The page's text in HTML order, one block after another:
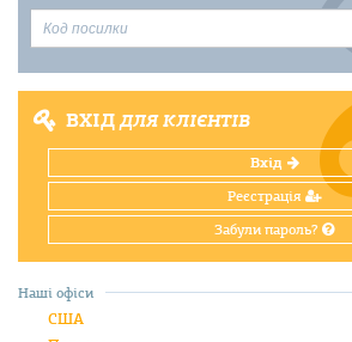
ВХІДДЛЯ КЛІЄНТІВ
Вхід
Реєстрація
Забули пароль?
Наші офіси
США